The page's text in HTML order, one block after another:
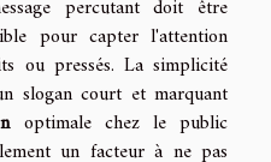
percutant doit être
pour capter l'attention
ou pressés. La simplicité
slogan court et marquant
optimale chez le public
un facteur à ne pas